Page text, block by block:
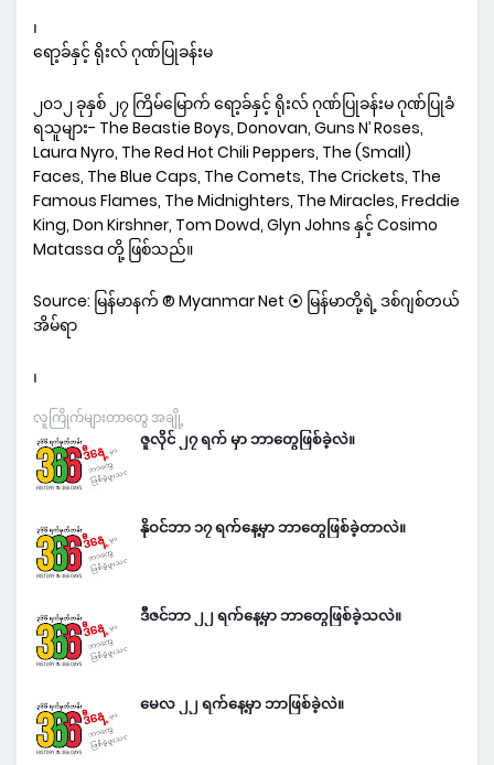
၊
ရော့ခ်နှင့် ရိုးလ် ဂုဏ်ပြုခန်းမ
၂၀၁၂ ခုနှစ် ၂၇ ကြိမ်မြောက် ရော့ခ်နှင့် ရိုးလ် ဂုဏ်ပြုခန်းမ ဂုဏ်ပြုခံ
ရသူများ- The Beastie Boys, Donovan, Guns N’ Roses,
Laura Nyro, The Red Hot Chili Peppers, The (Small)
Faces, The Blue Caps, The Comets, The Crickets, The
Famous Flames, The Midnighters, The Miracles, Freddie
King, Don Kirshner, Tom Dowd, Glyn Johns နှင့် Cosimo
Matassa တို့ ဖြစ်သည်။
Source: မြန်မာနက် ® Myanmar Net ⦿ မြန်မာတို့ရဲ့ ဒစ်ဂျစ်တယ်
အိမ်ရာ
၊
လူကြိုက်များတာတွေ အချို့
ဇူလိုင် ၂၇ ရက် မှာ ဘာတွေဖြစ်ခဲ့လဲ။
နိုဝင်ဘာ ၁၇ ရက်နေ့မှာ ဘာတွေဖြစ်ခဲ့တာလဲ။
ဒီဇင်ဘာ ၂၂ ရက်နေ့မှာ ဘာတွေဖြစ်ခဲ့သလဲ။
မေလ ၂၂ ရက်နေ့မှာ ဘာဖြစ်ခဲ့လဲ။